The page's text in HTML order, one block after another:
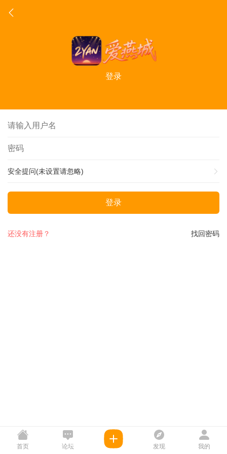
登录
安全提问(未设置请忽略)
登录
找回密码
还没有注册？
首页 论坛 发现 我的